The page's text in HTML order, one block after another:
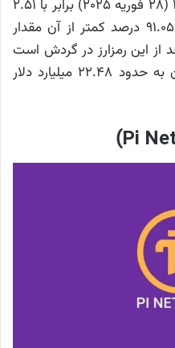
برای پای نتورک در ۱۰ اسفند ۱۴۰۳ (۲۸ فوریه ۲۰۲۵) برابر با ۲.۵۱
دلار بوده و قیمت فعلی حدود ۹۱.۰۵ درصد کمتر از آن مقدار
میلیارد واحد از این رمزارز در گردش است
و ارزش بازار رقیق‌شده آن اکنون به حدود ۲۲.۴۸ میلیارد دلار